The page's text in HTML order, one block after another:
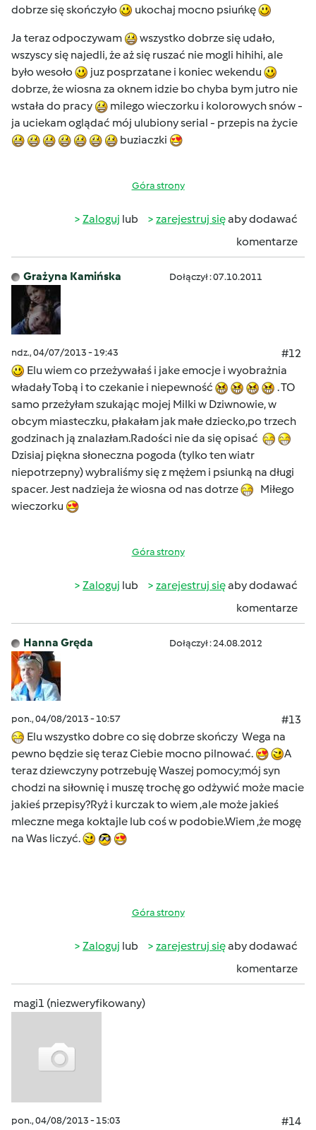
dobrze się skończyło
ukochaj mocno psiuńkę
Ja teraz odpoczywam
wszystko dobrze się udało,
wszyscy się najedli, że aż się ruszać nie mogli hihihi, ale
było wesoło
juz posprzatane i koniec wekendu
dobrze, że wiosna za oknem idzie bo chyba bym jutro nie
wstała do pracy
milego wieczorku i kolorowych snów -
ja uciekam oglądać mój ulubiony serial - przepis na życie
buziaczki
Góra strony
Zaloguj lub zarejestruj sięaby dodawać
komentarze
Grażyna Kamińska Dołączył : 07.10.2011
ndz., 04/07/2013 - 19:43
#12
Elu wiem co przeżywałaś i jake emocje i wyobrażnia
władały Tobą i to czekanie i niepewność
. TO
samo przeżyłam szukając mojej Milki w Dziwnowie, w
obcym miasteczku, płakałam jak małe dziecko,po trzech
godzinach ją znalazłam.Radości nie da się opisać
Dzisiaj piękna słoneczna pogoda (tylko ten wiatr
niepotrzepny) wybraliśmy się z mężem i psiunką na długi
spacer. Jest nadzieja że wiosna od nas dotrze
Miłego
wieczorku
Góra strony
Zaloguj lub zarejestruj sięaby dodawać
komentarze
Hanna Gręda Dołączył : 24.08.2012
pon., 04/08/2013 - 10:57
#13
Elu wszystko dobre co się dobrze skończy Wega na
pewno będzie się teraz Ciebie mocno pilnować.
A
teraz dziewczyny potrzebuję Waszej pomocy;mój syn
chodzi na siłownię i muszę trochę go odżywić może macie
jakieś przepisy?Ryż i kurczak to wiem ,ale może jakieś
mleczne mega koktajle lub coś w podobie.Wiem ,że mogę
na Was liczyć.
Góra strony
Zaloguj lub zarejestruj sięaby dodawać
komentarze
magi1 (niezweryfikowany)
pon., 04/08/2013 - 15:03
#14